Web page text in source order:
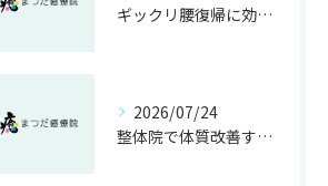
ギックリ腰復帰に効く整体運動法
2026/07/24
整体院で体質改善する不妊施術の効果